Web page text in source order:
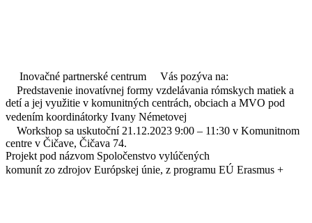
Inovačné partnerské centrum
Vás pozýva na:
Predstavenie inovatívnej formy vzdelávania rómskych matiek a
detí a jej využitie v komunitných centrách, obciach a MVO pod
vedením koordinátorky Ivany Németovej
Workshop sa uskutoční 21.12.2023 9:00 – 11:30 v Komunitnom
centre v Čičave, Čičava 74.
Projekt pod názvom Spoločenstvo vylúčených
komunít zo zdrojov Európskej únie, z programu EÚ Erasmus +